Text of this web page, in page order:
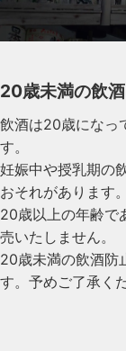
20歳未満の飲酒
飲酒は20歳になっ
す。
妊娠中や授乳期の
おそれがあります。
20歳以上の年齢で
売いたしません。
20歳未満の飲酒防
す。予めご了承く